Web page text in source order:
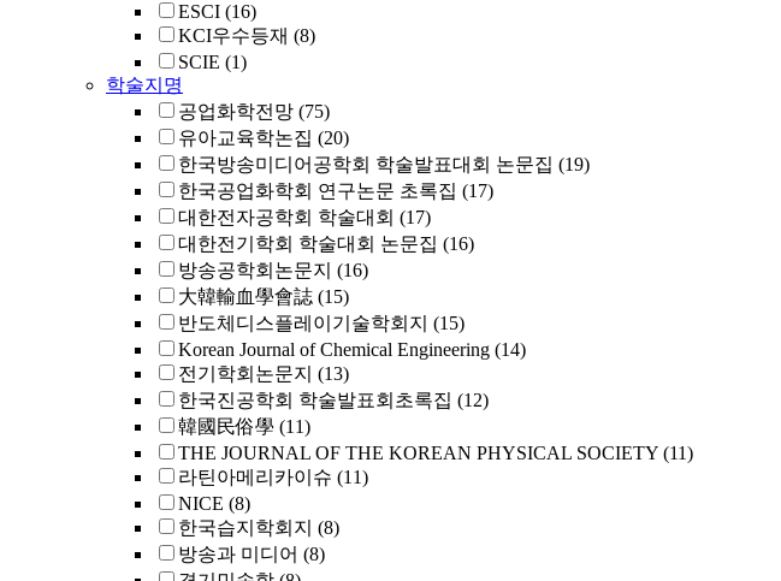
ESCI (16)
KCI우수등재 (8)
SCIE (1)
학술지명
공업화학전망 (75)
유아교육학논집 (20)
한국방송미디어공학회 학술발표대회 논문집 (19)
한국공업화학회 연구논문 초록집 (17)
대한전자공학회 학술대회 (17)
대한전기학회 학술대회 논문집 (16)
방송공학회논문지 (16)
大韓輸血學會誌 (15)
반도체디스플레이기술학회지 (15)
Korean Journal of Chemical Engineering (14)
전기학회논문지 (13)
한국진공학회 학술발표회초록집 (12)
韓國民俗學 (11)
THE JOURNAL OF THE KOREAN PHYSICAL SOCIETY (11)
라틴아메리카이슈 (11)
NICE (8)
한국습지학회지 (8)
방송과 미디어 (8)